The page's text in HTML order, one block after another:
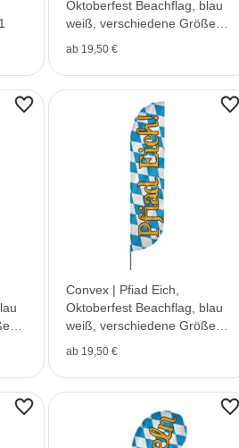
Oktoberfest Beachflag, blau
weiß, verschiedene Größen,
ab 19,50 €
Convex | Pfiad Eich,
Oktoberfest Beachflag, blau
weiß, verschiedene Größen,
ab 19,50 €